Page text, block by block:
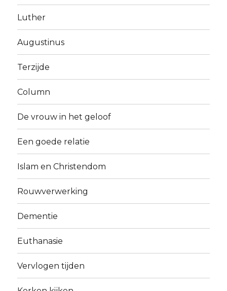
Luther
Augustinus
Terzijde
Column
De vrouw in het geloof
Een goede relatie
Islam en Christendom
Rouwverwerking
Dementie
Euthanasie
Vervlogen tijden